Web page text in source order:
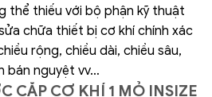
thể thiếu với bộ phận kỹ thuật
chữa thiết bị cơ khí chính xác
rộng, chiều dài, chiều sâu,
bán nguyệt vv…
CẶP CƠ KHÍ 1 MỎ INSIZE